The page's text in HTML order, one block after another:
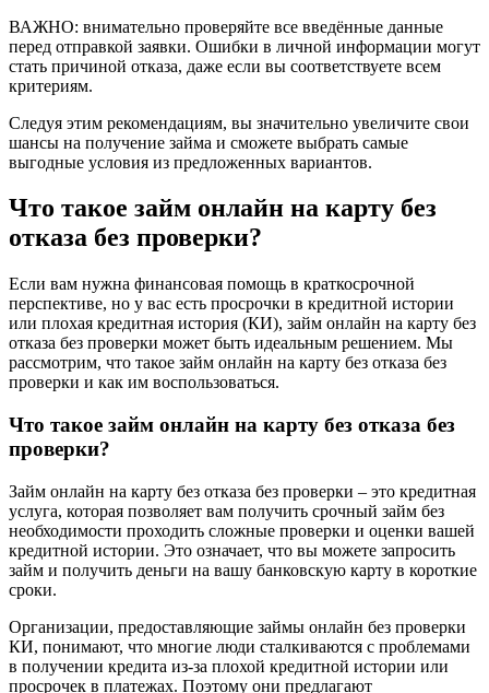
ВАЖНО: внимательно проверяйте все введённые данные
перед отправкой заявки. Ошибки в личной информации могут
стать причиной отказа, даже если вы соответствуете всем
критериям.
Следуя этим рекомендациям, вы значительно увеличите свои
шансы на получение займа и сможете выбрать самые
выгодные условия из предложенных вариантов.
Что такое займ онлайн на карту без
отказа без проверки?
Если вам нужна финансовая помощь в краткосрочной
перспективе, но у вас есть просрочки в кредитной истории
или плохая кредитная история (КИ), займ онлайн на карту без
отказа без проверки может быть идеальным решением. Мы
рассмотрим, что такое займ онлайн на карту без отказа без
проверки и как им воспользоваться.
Что такое займ онлайн на карту без отказа без
проверки?
Займ онлайн на карту без отказа без проверки – это кредитная
услуга, которая позволяет вам получить срочный займ без
необходимости проходить сложные проверки и оценки вашей
кредитной истории. Это означает, что вы можете запросить
займ и получить деньги на вашу банковскую карту в короткие
сроки.
Организации, предоставляющие займы онлайн без проверки
КИ, понимают, что многие люди сталкиваются с проблемами
в получении кредита из-за плохой кредитной истории или
просрочек в платежах. Поэтому они предлагают